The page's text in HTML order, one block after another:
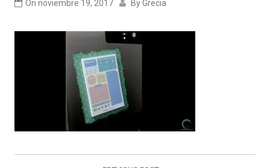
On noviembre 19, 2017 ByGrecia
Navegación